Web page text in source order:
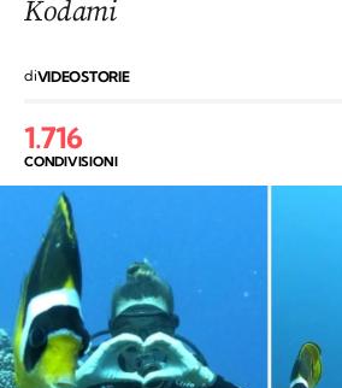
Kodami
diVIDEOSTORIE
1.716
CONDIVISIONI